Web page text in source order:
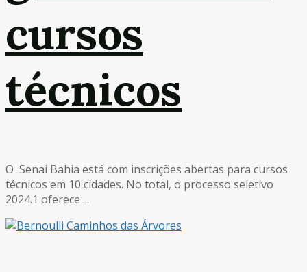
cursos
técnicos
O Senai Bahia está com inscrições abertas para cursos
técnicos em 10 cidades. No total, o processo seletivo
2024.1 oferece ...